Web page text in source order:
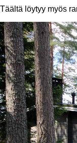
Täältä löytyy myös